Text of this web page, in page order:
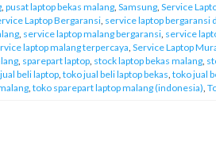
, pusat laptop bekas malang, Samsung, Service
Laptop Bergaransi, service laptop bergaransi
, service laptop malang bergaransi, service
laptop malang terpercaya, Service Laptop
, sparepart laptop, stock laptop bekas malang,
beli laptop, toko jual beli laptop bekas, toko jual
, toko sparepart laptop malang (indonesia),